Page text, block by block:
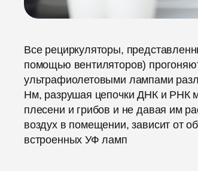
Все рециркуляторы,
помощью вентиляторов)
ультрафиолетовыми лампами
Нм, разрушая цепочки ДНК и РНК
плесени и грибов и не давая им
воздух в помещении, зависит от
встроенных УФ ламп